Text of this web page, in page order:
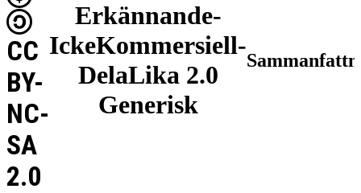
Erkännande-
IckeKommersiell-
DelaLika 2.0
Generisk
CC
BY-
NC-
SA
2.0